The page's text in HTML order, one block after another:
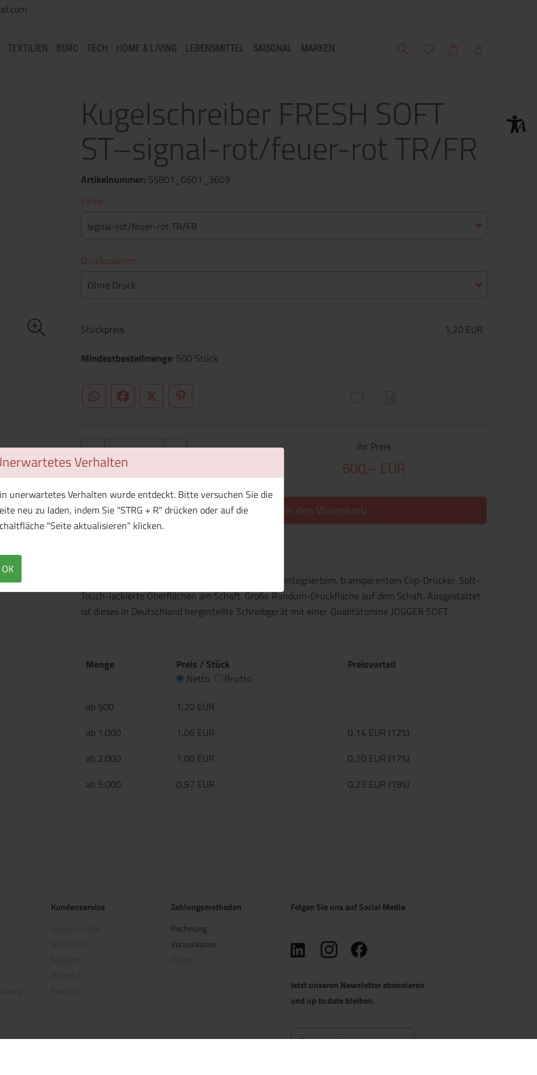
Verhalten
unerwartetes Verhalten wurde entdeckt. Bitte versuchen Sie die
neu zu laden, indem Sie "STRG + R" drücken oder auf die
"Seite aktualisieren" klicken.
OK
TEXTILIEN BÜRO TECH HOME & LIVING LEBENSMITTEL SAISONAL MARKEN Suche Meine Wunschliste
WarenkorbMein Account
Kugelschreiber FRESH SOFT
ST–signal-rot/feuer-rot TR/FR
Artikelnummer: 55801_0601_3609
Farbe
signal-rot/feuer-rot TR/FR
Druckposition
Ohne Druck
Stückpreis
1,20 EUR
Mindestbestellmenge: 500 Stück
WhatsApp (#[creator\plugin\share\core\structs\SocialSharingServiceSettings]:only_chrome#)
FacebookTwitter (#[creator\plugin\share\core\structs\SocialSharingServiceSettings]:formaly_twitter#)
Pinterest
Ihr Preis
600,– EUR
1 Muster bestellen In den Warenkorb
Druckkugelschreiber mit zweiteiligem Schaft und integriertem, transparentem Clip-Drücker. Soft-
Touch-lackierte Oberflächen am Schaft. Große Rundum-Druckfläche auf dem Schaft. Ausgestattet
ist dieses in Deutschland hergestellte Schreibgerät mit einer Qualitätsmine JOGGER SOFT.
Menge
Preis / Stück
Netto
Brutto
Preisvorteil
ab 500
1,20 EUR
ab 1.000
1,06 EUR
0,14 EUR (12%)
ab 2.000
1,00 EUR
0,20 EUR (17%)
ab 5.000
0,97 EUR 0,23 EUR (19%)
Kundenservice
Zahlungsmethoden
Rechnung
Vorauskasse
Folgen Sie uns auf Social Media
(öffnet in neuem Tab)
(öffnet in neuem Tab)
(öffnet in neuem Tab)
Jetzt unseren Newsletter abonnieren
und up to date bleiben.
Newsletter abonnieren